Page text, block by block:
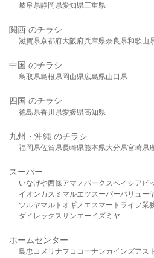
岐阜県静岡県愛知県三重県
関西 のチラシ
滋賀県京都府大阪府兵庫県奈良県和歌山
中国 のチラシ
鳥取県島根県岡山県広島県山口県
四国 のチラシ
徳島県香川県愛媛県高知県
九州・沖縄 のチラシ
福岡県佐賀県長崎県熊本県大分県宮崎県
スーパー
いなげや西條アマノパークスベイシア ビ
イオンカスミ マルエツスーパーバリュー
ツルヤマルト オギノ エスマート ライフ業
ダイレックスサンエーイズミヤ
ホームセンター
島忠 コメリ ナフコ コーナンカインズアス